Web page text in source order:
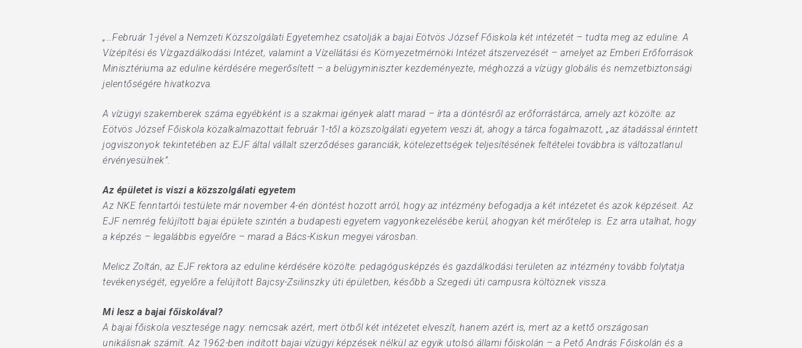
Hit enter to search or ESC to close
„…Február 1-jével a Nemzeti Közszolgálati Egyetemhez csatolják a bajai Eötvös József Főiskola két intézetét – tudta meg az eduline. A
Vízépítési és Vízgazdálkodási Intézet, valamint a Vízellátási és Környezetmérnöki Intézet átszervezését – amelyet az Emberi Erőforrások
Minisztériuma az eduline kérdésére megerősített – a belügyminiszter kezdeményezte, méghozzá a vízügy globális és nemzetbiztonsági
jelentőségére hivatkozva.
A vízügyi szakemberek száma egyébként is a szakmai igények alatt marad – írta a döntésről az erőforrástárca, amely azt közölte: az
Eötvös József Főiskola közalkalmazottait február 1-től a közszolgálati egyetem veszi át, ahogy a tárca fogalmazott, „az átadással érintett
jogviszonyok tekintetében az EJF által vállalt szerződéses garanciák, kötelezettségek teljesítésének feltételei továbbra is változatlanul
érvényesülnek”.
Az épületet is viszi a közszolgálati egyetem
Az NKE fenntartói testülete már november 4-én döntést hozott arról, hogy az intézmény befogadja a két intézetet és azok képzéseit. Az
EJF nemrég felújított bajai épülete szintén a budapesti egyetem vagyonkezelésébe kerül, ahogyan két mérőtelep is. Ez arra utalhat, hogy
a képzés – legalábbis egyelőre – marad a Bács-Kiskun megyei városban.
Melicz Zoltán, az EJF rektora az eduline kérdésére közölte: pedagógusképzés és gazdálkodási területen az intézmény tovább folytatja
tevékenységét, egyelőre a felújított Bajcsy-Zsilinszky úti épületben, később a Szegedi úti campusra költöznek vissza.
Mi lesz a bajai főiskolával?
A bajai főiskola vesztesége nagy: nemcsak azért, mert ötből két intézetet elveszít, hanem azért is, mert az a kettő országosan
unikálisnak számít. Az 1962-ben indított bajai vízügyi képzések nélkül az egyik utolsó állami főiskolán – a Pető András Főiskolán és a